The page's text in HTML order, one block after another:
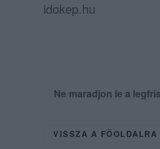
idokep.hu
Ne maradjon le a
VISSZA A FŐOLDALRA